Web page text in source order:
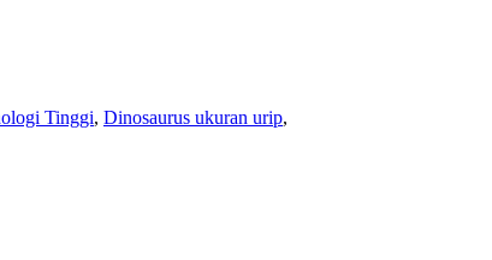
Tinggi, Dinosaurus ukuran urip,